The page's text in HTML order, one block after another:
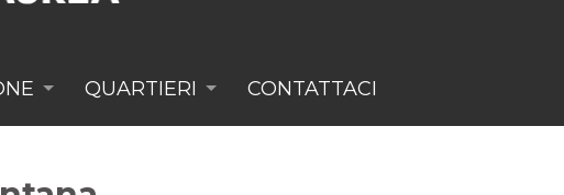
QUARTIERI CONTATTACI